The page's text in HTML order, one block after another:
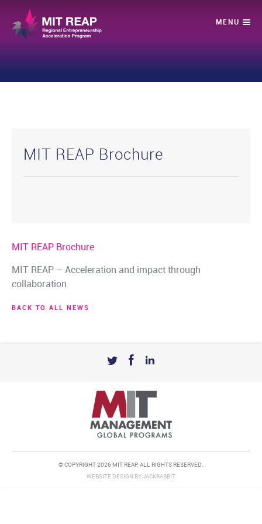
MIT REAP Brochure
MIT REAP Brochure
MIT REAP – Acceleration and impact through
collaboration
BACK TO ALL NEWS
© COPYRIGHT 2026 MIT REAP. ALL RIGHTS RESERVED.
WEBSITE DESIGN BY JACKRABBIT